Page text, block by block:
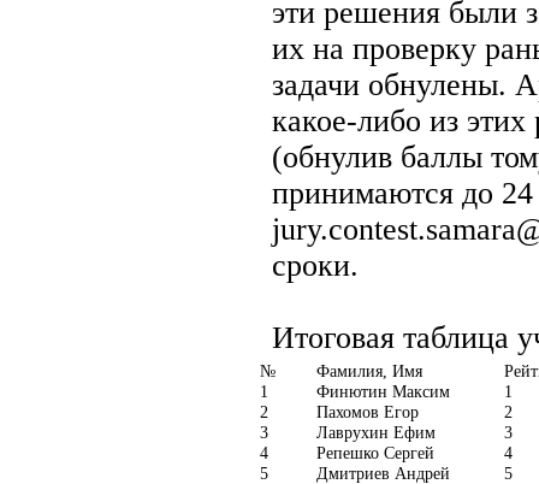
эти решения были
их на проверку
задачи обнулены.
какое-либо из
(обнулив баллы
принимаются до
сроки.
Итоговая таблица
№ Фамилия, Имя
1
Финютин Максим
1
2
Пахомов Егор
2
3
Лаврухин Ефим
3
4
Репешко Сергей
4
5
Дмитриев Андрей
5